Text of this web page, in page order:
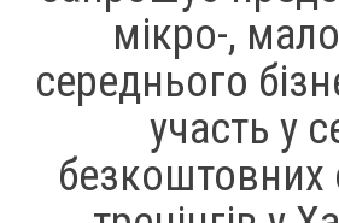
мікро-,
середнього
участь у
безкоштовних